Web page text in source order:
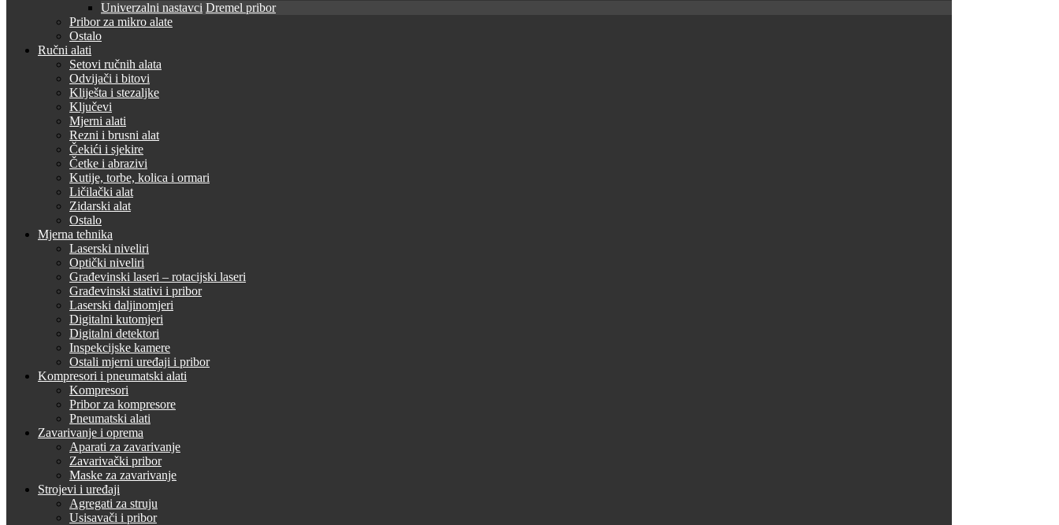
Univerzalni nastavci Dremel pribor
Pribor za mikro alate
Ostalo
Ručni alati
Setovi ručnih alata
Odvijači i bitovi
Kliješta i stezaljke
Ključevi
Mjerni alati
Rezni i brusni alat
Čekići i sjekire
Četke i abrazivi
Kutije, torbe, kolica i ormari
Ličilački alat
Zidarski alat
Ostalo
Mjerna tehnika
Laserski niveliri
Optički niveliri
Građevinski laseri – rotacijski laseri
Građevinski stativi i pribor
Laserski daljinomjeri
Digitalni kutomjeri
Digitalni detektori
Inspekcijske kamere
Ostali mjerni uređaji i pribor
Kompresori i pneumatski alati
Kompresori
Pribor za kompresore
Pneumatski alati
Zavarivanje i oprema
Aparati za zavarivanje
Zavarivački pribor
Maske za zavarivanje
Strojevi i uređaji
Agregati za struju
Usisavači i pribor